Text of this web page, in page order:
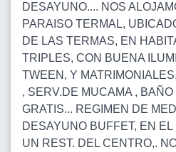
DESAYUNO.... NOS
PARAISO TERMAL,
DE LAS TERMAS, EN
TRIPLES, CON BUENA
TWEEN, Y
, SERV.DE MUCAMA , BAÑO
GRATIS... REGIMEN DE
DESAYUNO BUFFET, EN
UN REST. DEL CENTRO,.